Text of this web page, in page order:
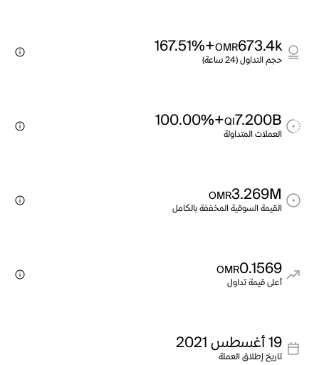
673.4k
OMR
+167.51%
حجم التداول (24 ساعة)
7.200B
QI
+100.00%
العملات المتداولة
3.269M
OMR
القيمة السوقية المخففة بالكامل
0.1569
OMR
أعلى قيمة تداول
19 أغسطس 2021
تاريخ إطلاق العملة